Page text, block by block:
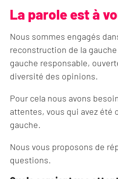
La parole est à
Nous sommes engagés
reconstruction de la
gauche responsable,
diversité des opinions.
Pour cela nous avons
attentes, vous qui avez été
gauche.
Nous vous proposons de
questions.